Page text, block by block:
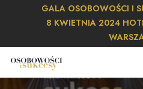
content
GALA OSOBOWOŚCI I
8 KWIETNIA 2024